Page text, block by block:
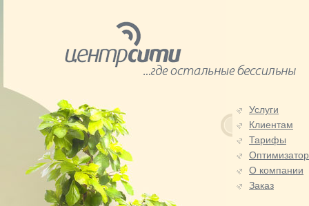
Услуги
Клиентам
Тарифы
О компании
Заказ